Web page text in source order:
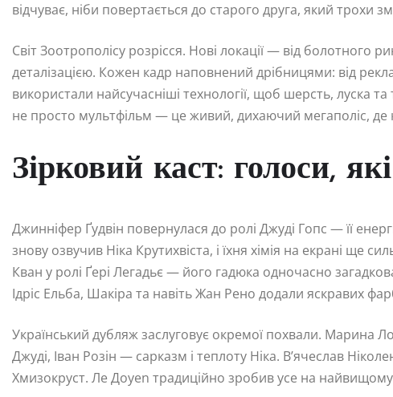
відчуває, ніби повертається до старого друга, який трохи
Світ Зоотрополісу розрісся. Нові локації — від болотного
деталізацією. Кожен кадр наповнений дрібницями: від
використали найсучасніші технології, щоб шерсть, луска
не просто мультфільм — це живий, дихаючий мегаполіс, де
Зірковий каст: голоси,
Джинніфер Ґудвін повернулася до ролі Джуді Гопс — її
знову озвучив Ніка Крутихвіста, і їхня хімія на екрані ще
Кван у ролі Ґері Легадьє — його гадюка одночасно
Ідріс Ельба, Шакіра та навіть Жан Рено додали яскравих
Український дубляж заслуговує окремої похвали. Марина
Джуді, Іван Розін — сарказм і теплоту Ніка. В’ячеслав
Хмизокруст. Ле Дoyen традиційно зробив усе на найвищому